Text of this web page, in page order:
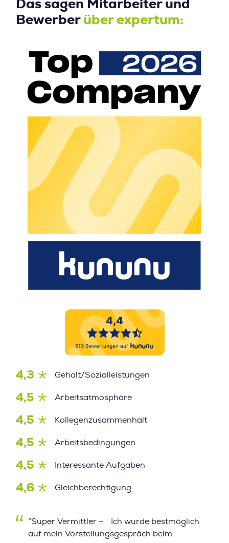
Das sagen Mitarbeiter und
Bewerber über expertum:
4,3 Gehalt/Sozialleistungen
4,5 Arbeitsatmosphäre
4,5 Kollegenzusammenhalt
4,5 Arbeitsbedingungen
4,5 Interessante Aufgaben
4,6 Gleichberechtigung
”Super Vermittler – Ich wurde bestmöglich
auf mein Vorstellungsgespräch beim